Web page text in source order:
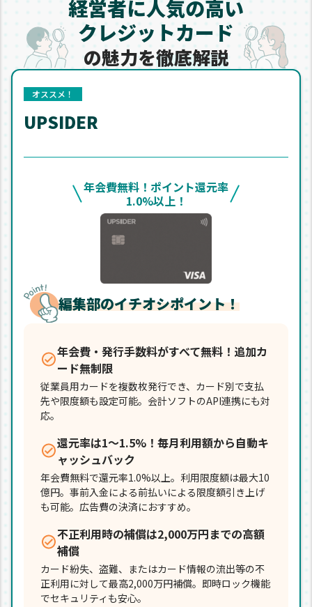
経営者に人気の高い
クレジットカード
の魅力を徹底解説
オススメ！
UPSIDER
年会費無料！ポイント還元率
1.0%以上！
編集部のイチオシポイント！
年会費・発行手数料がすべて無料！追加カ
ード無制限
従業員用カードを複数枚発行でき、カード別で支払
先や限度額も設定可能。会計ソフトのAPI連携にも対
応。
還元率は1～1.5%！毎月利用額から自動キ
ャッシュバック
年会費無料で還元率1.0%以上。利用限度額は最大10
億円。事前入金による前払いによる限度額引き上げ
も可能。広告費の決済におすすめ。
不正利用時の補償は2,000万円までの高額
補償
カード紛失、盗難、またはカード情報の流出等の不
正利用に対して最高2,000万円補償。即時ロック機能
でセキュリティも安心。